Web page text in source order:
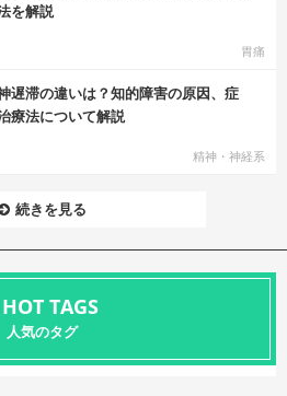
を解説
胃痛
遅滞の違いは？知的障害の原因、症
療法について解説
精神・神経系
続きを見る
HOT TAGS
人気のタグ